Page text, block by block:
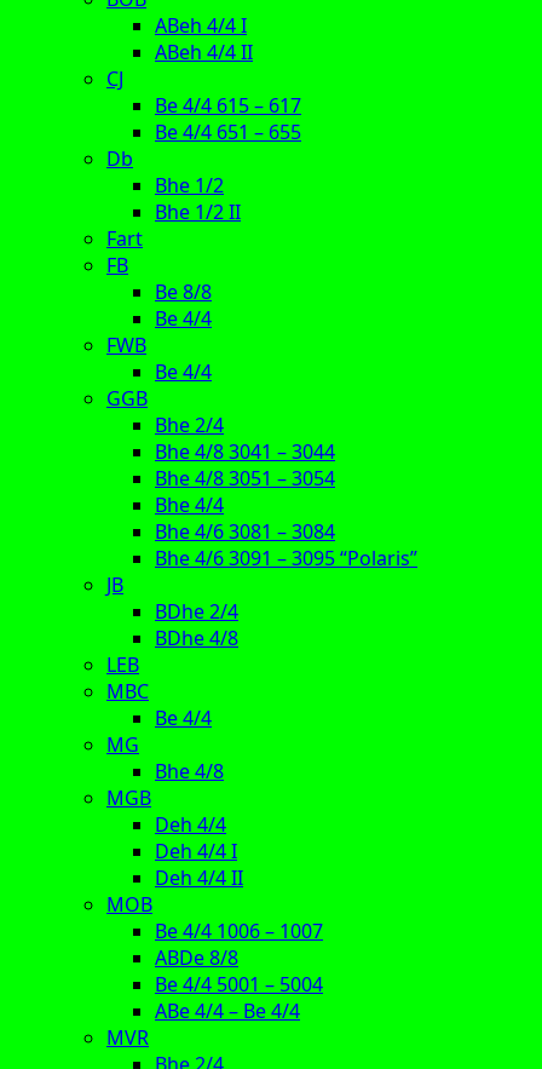
ABeh 4/4 I
ABeh 4/4 II
CJ
Be 4/4 615 – 617
Be 4/4 651 – 655
Db
Bhe 1/2
Bhe 1/2 II
Fart
FB
Be 8/8
Be 4/4
FWB
Be 4/4
GGB
Bhe 2/4
Bhe 4/8 3041 – 3044
Bhe 4/8 3051 – 3054
Bhe 4/4
Bhe 4/6 3081 – 3084
Bhe 4/6 3091 – 3095 “Polaris”
JB
BDhe 2/4
BDhe 4/8
LEB
MBC
Be 4/4
MG
Bhe 4/8
MGB
Deh 4/4
Deh 4/4 I
Deh 4/4 II
MOB
Be 4/4 1006 – 1007
ABDe 8/8
Be 4/4 5001 – 5004
ABe 4/4 – Be 4/4
MVR